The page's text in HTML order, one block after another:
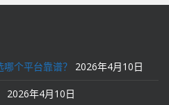
个平台靠谱？ 2026年4月10日
2026年4月10日